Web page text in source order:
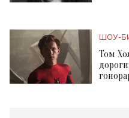
ШОУ-
Том